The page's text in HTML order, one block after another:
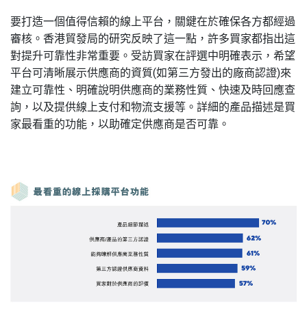
要打造一個值得信賴的線上平台，關鍵在於確保各方都經過
審核。香港貿發局的研究反映了這一點，許多買家都指出這
對提升可靠性非常重要。受訪買家在評選中明確表示，希望
平台可清晰展示供應商的資質(如第三方發出的廠商認證)來
建立可靠性、明確說明供應商的業務性質、快速及時回應查
詢，以及提供線上支付和物流支援等。詳細的產品描述是買
家最看重的功能，以助確定供應商是否可靠。